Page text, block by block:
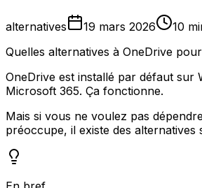
alternatives 19 mars 2026
10
Quelles alternatives à OneDrive
OneDrive est installé par défaut sur
Microsoft 365. Ça fonctionne.
Mais si vous ne voulez pas
préoccupe, il existe des alternatives